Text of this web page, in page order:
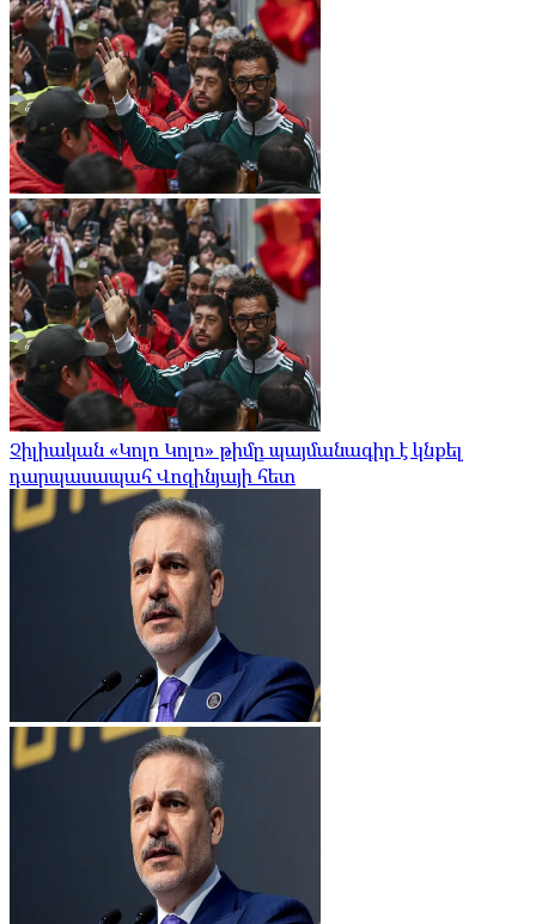
Չիլիական «Կոլո Կոլո» թիմը պայմանագիր է կնքել
դարպասապահ Վոզինյայի հետ